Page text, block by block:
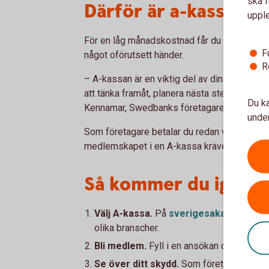
Därför är a-kassa
För en låg månadskostnad får du en
något oförutsett händer.
– A-kassan är en viktig del av din
att tänka framåt, planera nästa steg och
Kennamar, Swedbanks företagarekonom.
Som företagare betalar du redan via
medlemskapet i en A-kassa kräver att du
Så kommer du igång
Välj A-kassa. På sverigesakassor. se
olika branscher.
Bli medlem. Fyll i en ansökan direkt hos
Se över ditt skydd. Som företagare kan
Du